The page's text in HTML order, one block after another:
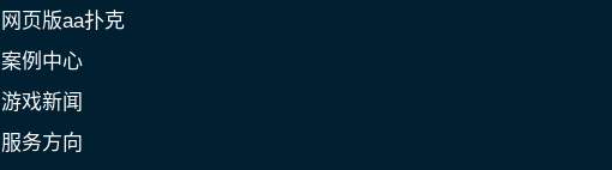
网页版aa扑克
案例中心
游戏新闻
服务方向